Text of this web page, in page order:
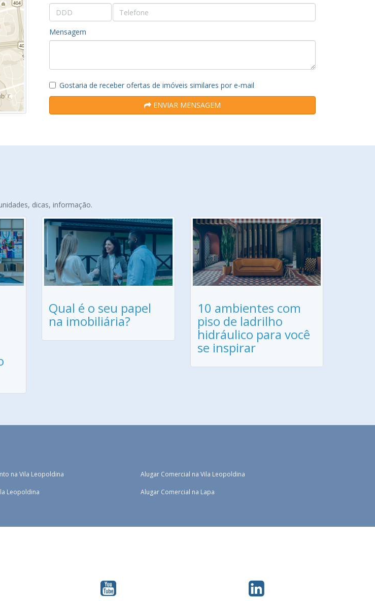
Mensagem
Gostaria de receber ofertas de imóveis similares por e-mail
ENVIAR MENSAGEM
dicas, informação.
Qual é o seu papel
na imobiliária?
10 ambientes com
piso de ladrilho
hidráulico para você
se inspirar
na Vila Leopoldina Alugar Comercial na Vila Leopoldina
Leopoldina Alugar Comercial na Lapa